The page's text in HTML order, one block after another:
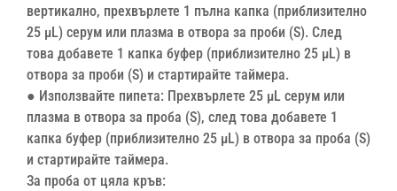
вертикално, прехвърлете 1 пълна капка (приблизително
25 μL) серум или плазма в отвора за проби (S). След
това добавете 1 капка буфер (приблизително 25 μL) в
отвора за проби (S) и стартирайте таймера.
● Използвайте пипета: Прехвърлете 25 μL серум или
плазма в отвора за проба (S), след това добавете 1
капка буфер (приблизително 25 μL) в отвора за проба (S)
и стартирайте таймера.
За проба от цяла кръв: